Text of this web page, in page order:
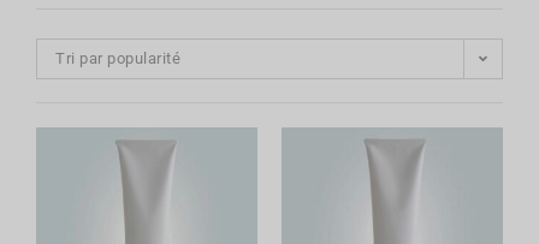
Tri par popularité